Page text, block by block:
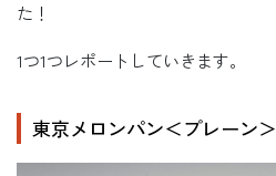
た！
1つ1つレポートしていきます。
東京メロンパン＜プレーン＞